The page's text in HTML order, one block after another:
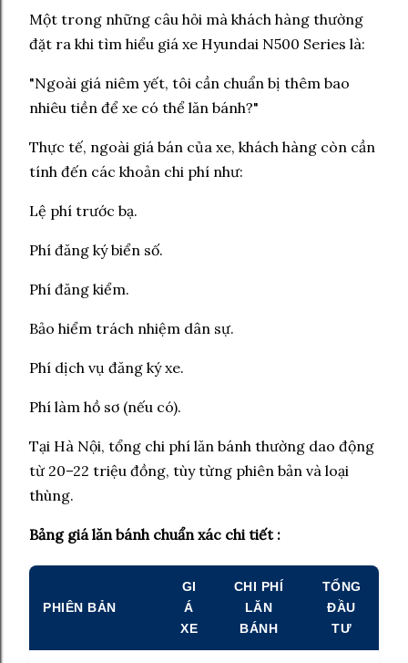
Một trong những câu hỏi mà khách hàng thường
đặt ra khi tìm hiểu giá xe Hyundai N500 Series là:
"Ngoài giá niêm yết, tôi cần chuẩn bị thêm bao
nhiêu tiền để xe có thể lăn bánh?"
Thực tế, ngoài giá bán của xe, khách hàng còn cần
tính đến các khoản chi phí như:
Lệ phí trước bạ.
Phí đăng ký biển số.
Phí đăng kiểm.
Bảo hiểm trách nhiệm dân sự.
Phí dịch vụ đăng ký xe.
Phí làm hồ sơ (nếu có).
Tại Hà Nội, tổng chi phí lăn bánh thường dao động
từ 20–22 triệu đồng, tùy từng phiên bản và loại
thùng.
Bảng giá lăn bánh chuẩn xác chi tiết :
PHIÊN BẢN
GI
Á
XE
CHI PHÍ
LĂN
BÁNH
TỔNG
ĐẦU
TƯ